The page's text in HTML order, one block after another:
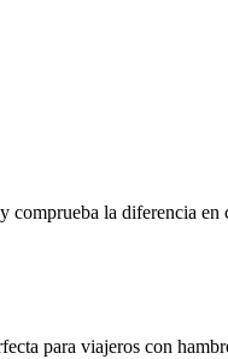
comprueba la diferencia en
para viajeros con